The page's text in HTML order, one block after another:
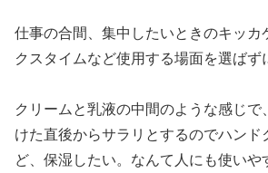
仕事の合間、集中したいときのキッカ
クスタイムなど使用する場面を選ばず
クリームと乳液の中間のような感じで
けた直後からサラリとするのでハンド
ど、保湿したい。なんて人にも使いや